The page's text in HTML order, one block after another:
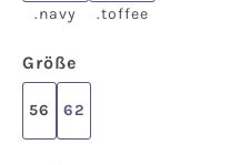
.navy
.toffee
Größe
56 62